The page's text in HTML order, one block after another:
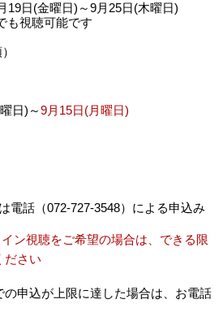
19日(金曜日)～9月25日(木曜日)
も視聴可能です
日)～9月15日(月曜日)
電話（072-727-3548）による申込み
ン視聴をご希望の場合は、できる限
ださい
限に達した場合は、お電話